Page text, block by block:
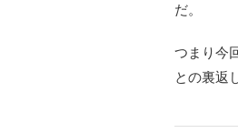
だ。
つまり今
との裏返